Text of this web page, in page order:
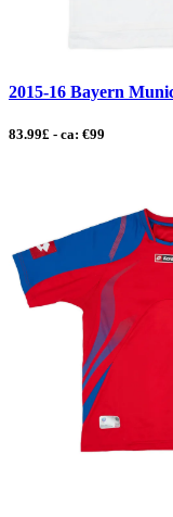
2015-16 Bayern
83.99£ - ca: €99